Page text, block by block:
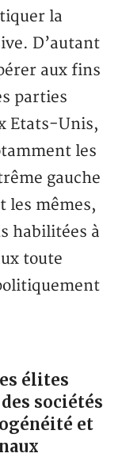
la
D’autant
aux fins
parties
Etats-Unis,
les
gauche
les mêmes,
habilitées à
toute
élites
sociétés
et